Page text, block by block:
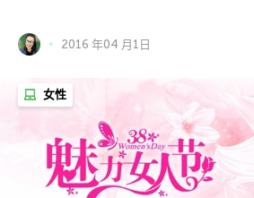
2016 年04 月1日
女性